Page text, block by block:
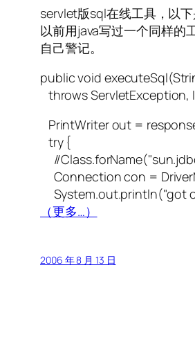
servlet版sql在线工具，以下
以前用java写过一个同样的
自己警记。
public void
throws ServletException,
PrintWriter out =
try {
//
Connection con =
System.out.println("got
（更多…）
2006 年 8 月 13 日